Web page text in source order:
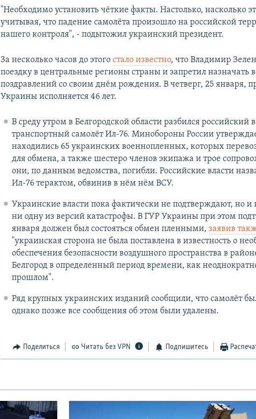
"Необходимо установить чёткие факты. Настолько, насколько
учитывая, что падение самолёта произошло на российской
нашего контроля", - подытожил украинский президент.
За несколько часов до этогостало известно, что Владимир
поездку в центральные регионы страны и запретил назначать
поздравлений со своим днём рождения. В четверг, 25 января,
Украины исполняется 46 лет.
В среду утром в Белгородской области разбился российский
транспортный самолёт Ил-76. Минобороны России
находились 65 украинских военнопленных, которых
для обмена, а также шестеро членов экипажа и трое
они, по данным ведомства, погибли. Российские власти
Ил-76 терактом, обвинив в нём нём ВСУ.
Украинские власти пока фактически не подтверждают, но и
ни одну из версий катастрофы. В ГУР Украины при этом
января должен был состояться обмен пленными, заявив
"украинская сторона не была поставлена в известность о
обеспечения безопасности воздушного пространства в
Белгород в определенный период времени, как
прошлом".
Ряд крупных украинских изданий сообщили, что самолёт
однако позже все сообщения об этом были удалены.
Поделиться Читать без VPN Подпишитесь